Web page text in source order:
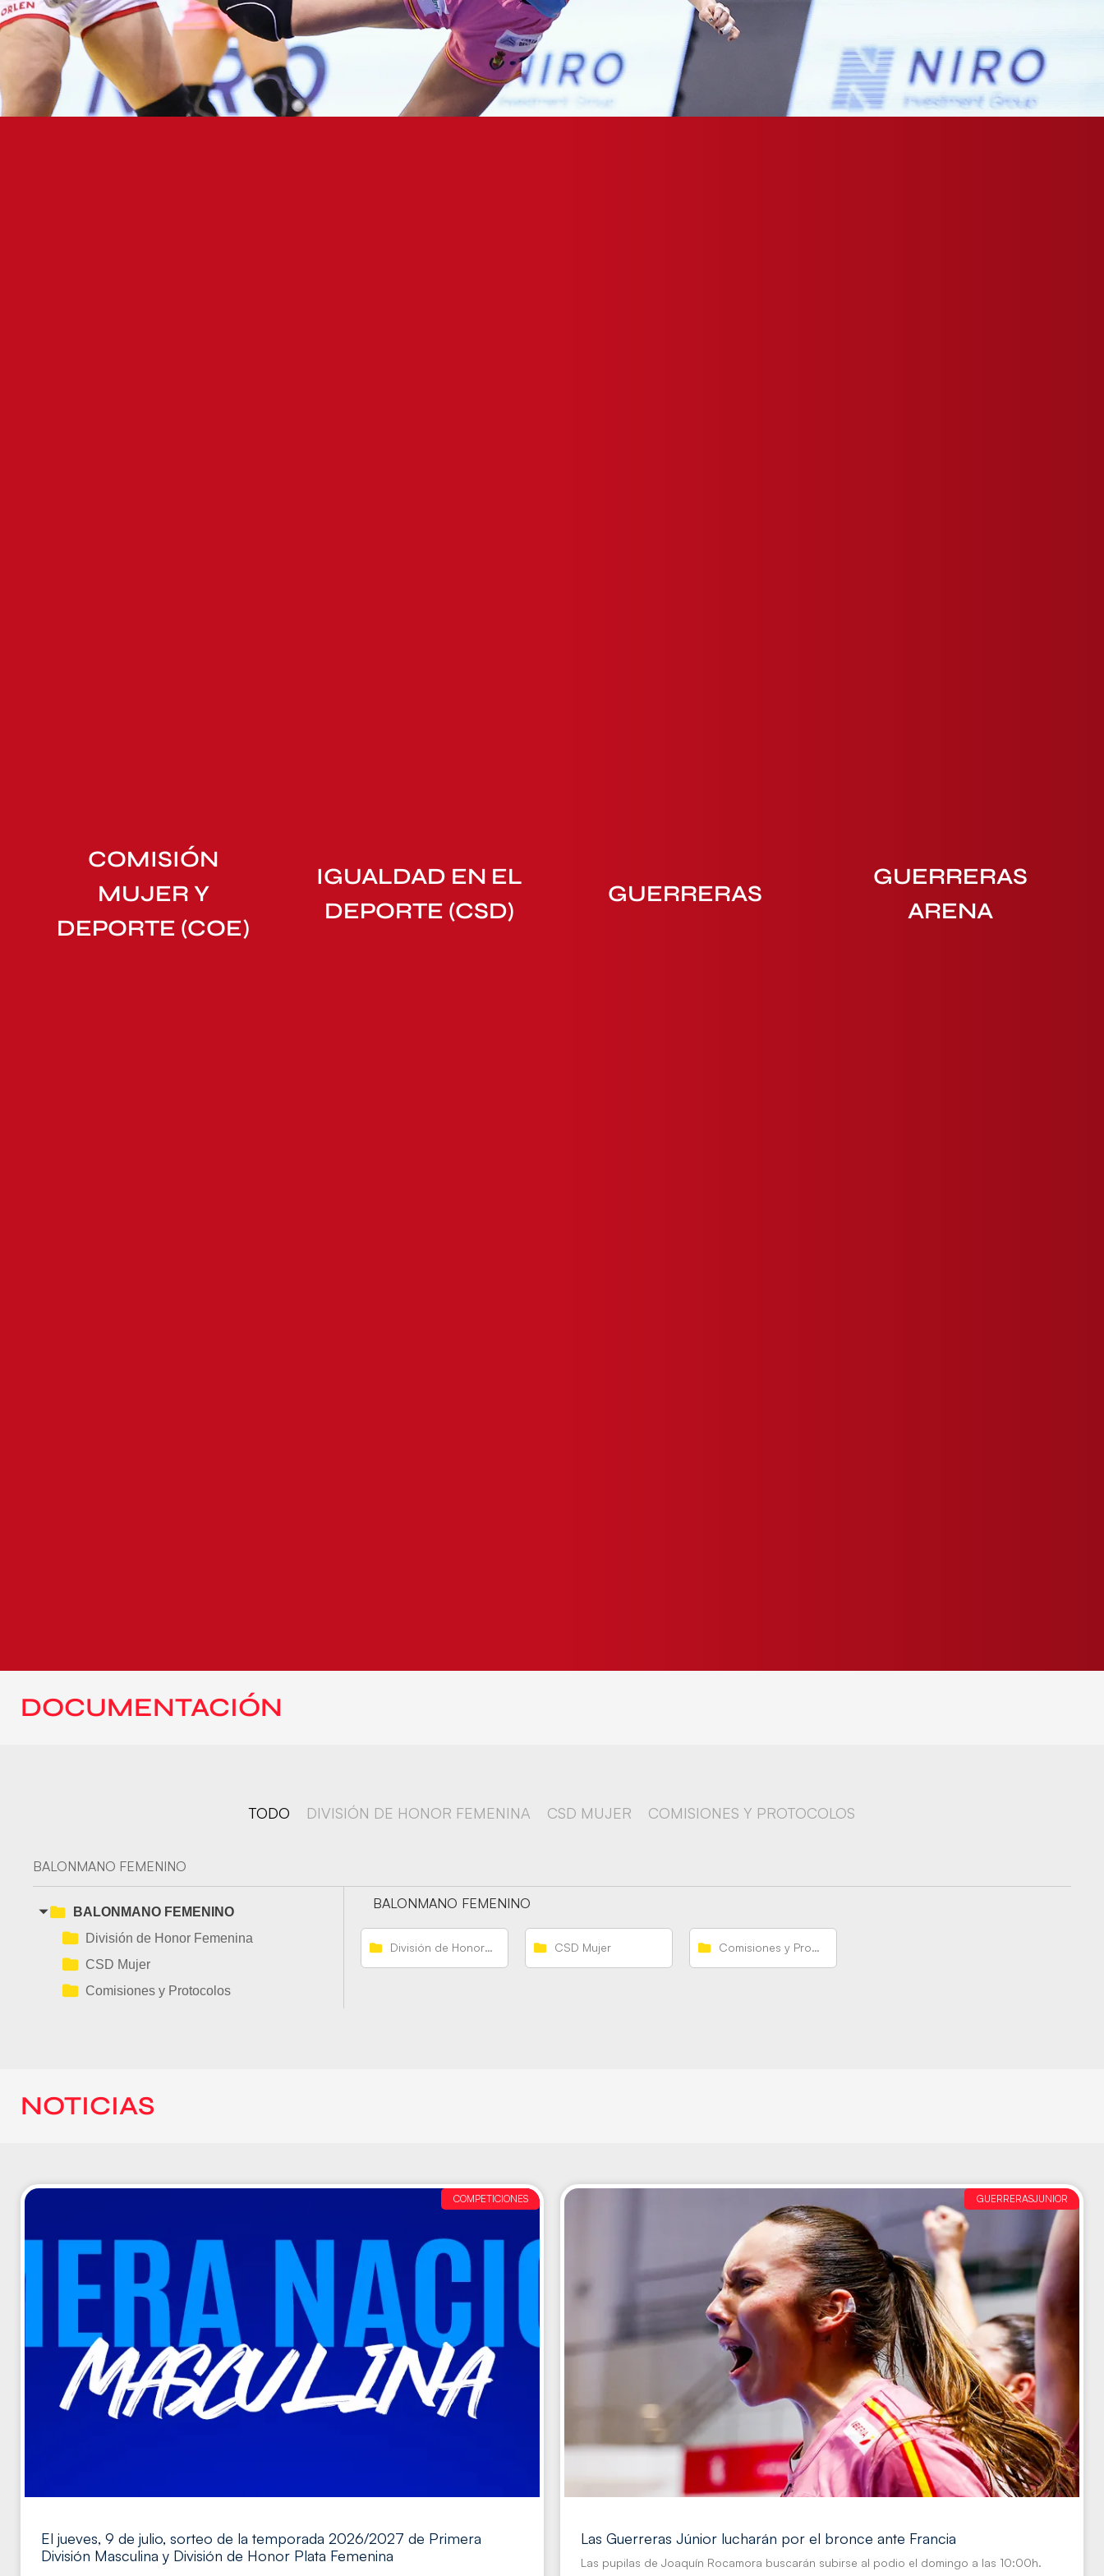
COMISIÓN
MUJER Y
DEPORTE (COE)
IGUALDAD EN EL
DEPORTE (CSD)
GUERRERAS
GUERRERAS
ARENA
DOCUMENTACIÓN
TODO DIVISIÓN DE HONOR FEMENINA CSD MUJER COMISIONES Y PROTOCOLOS
BALONMANO FEMENINO
BALONMANO FEMENINO
División de Honor Femenina
CSD Mujer
Comisiones y Protocolos
BALONMANO FEMENINO
División de Honor Femenina CSD Mujer Comisiones y Protocolos
NOTICIAS
COMPETICIONES
El jueves, 9 de julio, sorteo de la temporada 2026/2027 de Primera
División Masculina y División de Honor Plata Femenina
GUERRERASJUNIOR
Las Guerreras Júnior lucharán por el bronce ante Francia
Las pupilas de Joaquín Rocamora buscarán subirse al podio el domingo a las 10:00h.